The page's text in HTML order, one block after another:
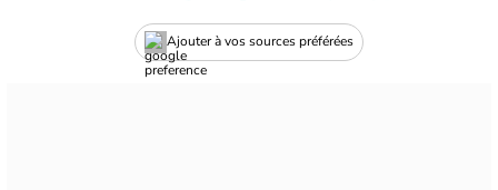
Ajouter à vos sources préférées